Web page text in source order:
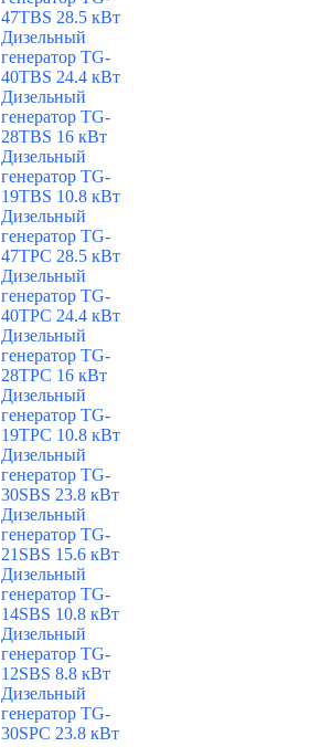
47TBS 28.5 кВт
Дизельный
генератор TG-
40TBS 24.4 кВт
Дизельный
генератор TG-
28TBS 16 кВт
Дизельный
генератор TG-
19TBS 10.8 кВт
Дизельный
генератор TG-
47TPC 28.5 кВт
Дизельный
генератор TG-
40TPC 24.4 кВт
Дизельный
генератор TG-
28TPC 16 кВт
Дизельный
генератор TG-
19TPC 10.8 кВт
Дизельный
генератор TG-
30SBS 23.8 кВт
Дизельный
генератор TG-
21SBS 15.6 кВт
Дизельный
генератор TG-
14SBS 10.8 кВт
Дизельный
генератор TG-
12SBS 8.8 кВт
Дизельный
генератор TG-
30SPC 23.8 кВт